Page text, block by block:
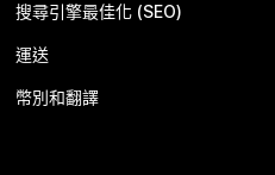
搜尋引擎最佳化 (SEO)
運送
幣別和翻譯